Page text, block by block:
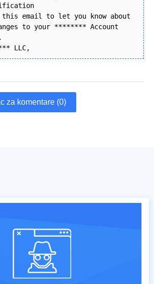
this email to let you know about
to your ******** Account
LLC,
za komentare (0)